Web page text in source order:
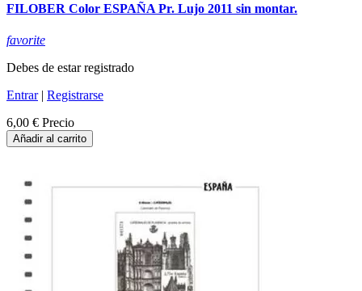
FILOBER Color ESPAÑA Pr. Lujo 2011 sin montar.
favorite
Debes de estar registrado
Entrar| Registrarse
6,00 € Precio
Añadir al carrito